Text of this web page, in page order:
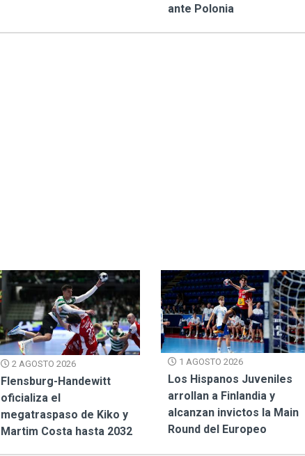
ante Polonia
2 AGOSTO 2026
Flensburg-Handewitt
oficializa el
megatraspaso de Kiko y
Martim Costa hasta 2032
1 AGOSTO 2026
Los Hispanos Juveniles
arrollan a Finlandia y
alcanzan invictos la Main
Round del Europeo